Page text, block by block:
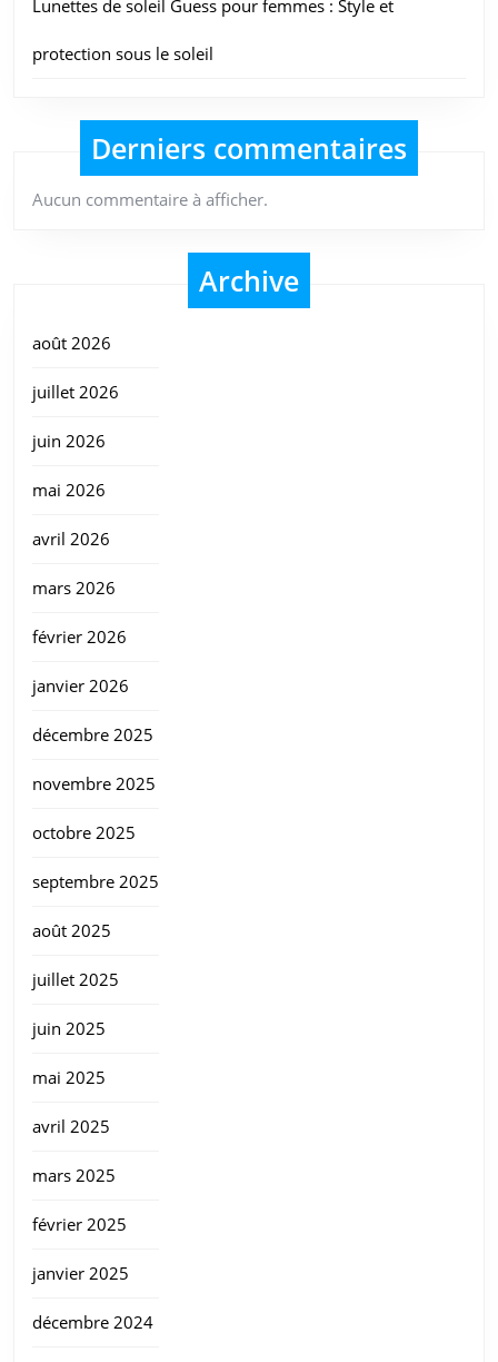
Lunettes de soleil Guess pour femmes : Style et
protection sous le soleil
Derniers commentaires
Aucun commentaire à afficher.
Archive
août 2026
juillet 2026
juin 2026
mai 2026
avril 2026
mars 2026
février 2026
janvier 2026
décembre 2025
novembre 2025
octobre 2025
septembre 2025
août 2025
juillet 2025
juin 2025
mai 2025
avril 2025
mars 2025
février 2025
janvier 2025
décembre 2024